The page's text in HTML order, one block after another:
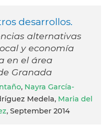
desarrollos.
alternativas
y economía
en el área
Granada
, Nayra García-
Medela, Maria del
, September 2014